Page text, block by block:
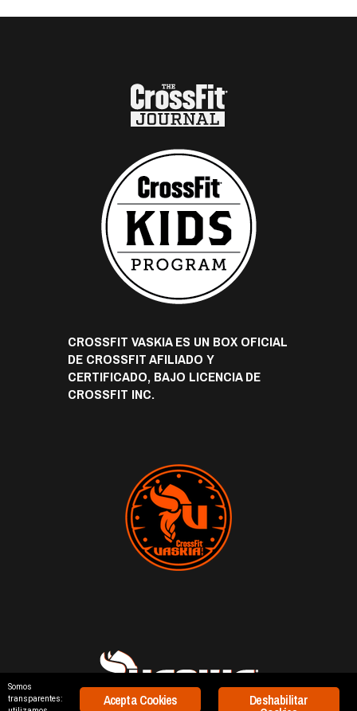
CROSSFIT VASKIA ES UN BOX OFICIAL
DE CROSSFIT AFILIADO Y
CERTIFICADO, BAJO LICENCIA DE
CROSSFIT INC.
Deshabilitar
Acepta Cookies
Somos
transparentes: